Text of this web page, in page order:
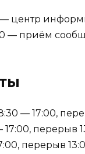
— центр
— приём
— 17:00,
перерыв
перерыв